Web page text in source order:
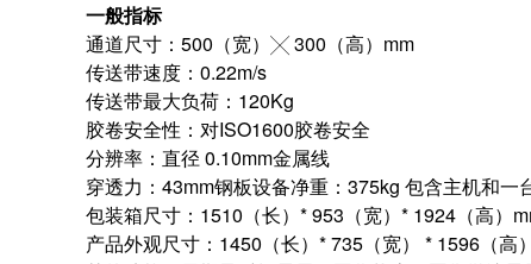
一般指标
通道尺寸：500（宽）╳ 300（高）mm
传送带速度：0.22m/s
传送带最大负荷：120Kg
胶卷安全性：对ISO1600胶卷安全
分辨率：直径 0.10mm金属线
穿透力：43mm钢板设备净重：375kg 包含主机和一
包装箱尺寸：1510（长）* 953（宽）* 1924（高）
产品外观尺寸：1450（长）* 735（宽） * 1596（